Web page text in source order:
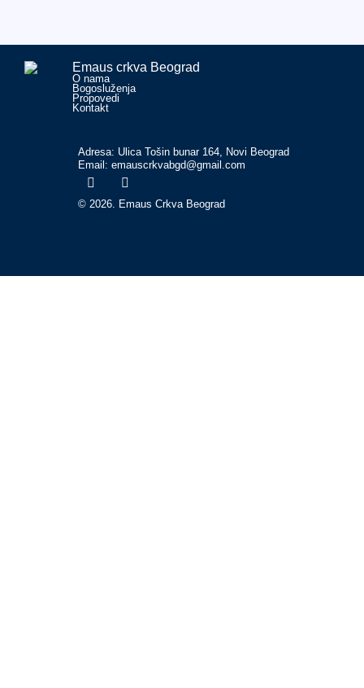
Emaus crkva Beograd
O nama
Bogosluženja
Propovedi
Kontakt
Adresa: Ulica Tošin bunar 164, Novi Beograd
Email: emauscrkvabgd@gmail.com
© 2026. Emaus Crkva Beograd